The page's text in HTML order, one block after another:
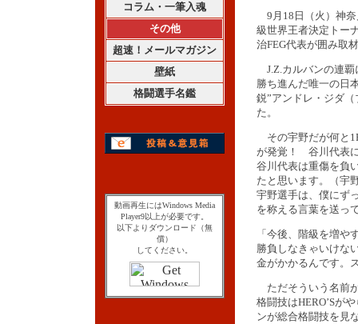
コラム・一筆入魂
その他
超速！メールマガジン
壁紙
格闘選手名鑑
動画再生にはWindows Media
Player9以上が必要です。
以下よりダウンロード（無
償）
してください。
9月18日（火）神奈
級世界王者決定トー
治FEG代表が囲み取
J.Z.カルバンの連覇
勝ち進んだ唯一の日
鋭”アンドレ・ジダ
た。
その宇野だが何と
が発覚！ 谷川代表
谷川代表は重傷を負
たと思います。（宇
宇野選手は、僕にず
を称える言葉を送っ
「今後、階級を増
勝負しなきゃいけな
金がかかるんです。
ただそういう名前
格闘技はHERO’Sが
ンが総合格闘技を見